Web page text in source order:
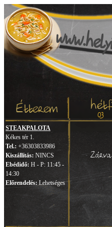
03
STEAKPALOTA
Kékes tér 1.
Tel.: +36303833986
Kiszállítás: NINCS
Ebédidő: H - P: 11:45 -
14:30
Előrendelés: Lehetséges
Zárva